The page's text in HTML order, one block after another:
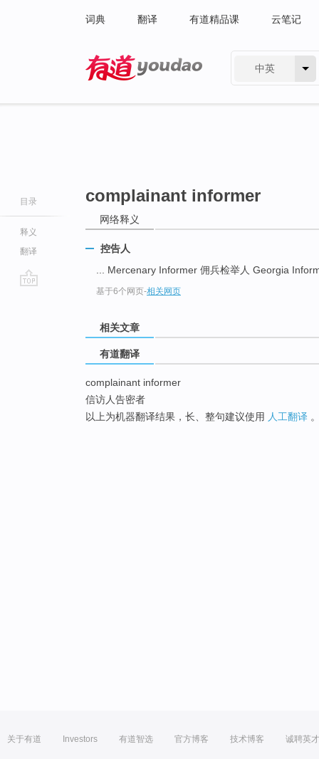
词典 翻译 有道精品课 云笔记
中英
目录
释义
翻译
complainant informer
网络释义
控告人
... Mercenary Informer 佣兵检举人 Georgia
基于6个网页-相关网页
相关文章
有道翻译
complainant informer
信访人告密者
以上为机器翻译结果，长、整句建议使用 人工翻译
关于有道 Investors 有道智选 官方博客 技术博客 诚聘英才